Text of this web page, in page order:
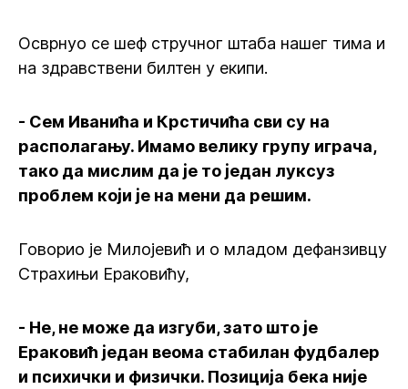
Осврнуо се шеф стручног штаба нашег тима и
на здравствени билтен у екипи.
- Сем Иванића и Крстичића сви су на
располагању. Имамо велику групу играча,
тако да мислим да је то један луксуз
проблем који је на мени да решим.
Говорио је Милојевић и о младом дефанзивцу
Страхињи Ераковићу,
- Не, не може да изгуби, зато што је
Ераковић један веома стабилан фудбалер
и психички и физички. Позиција бека није